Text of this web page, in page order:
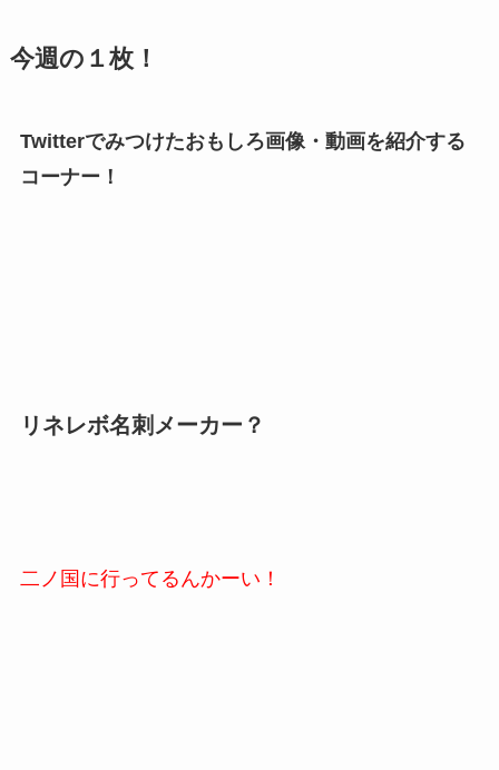
今週の１枚！
Twitterでみつけたおもしろ画像・動画を紹介する
コーナー！
リネレボ名刺メーカー？
二ノ国に行ってるんかーい！